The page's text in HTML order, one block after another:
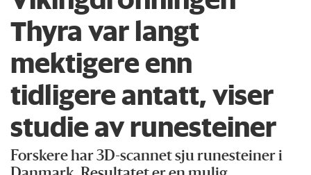
Thyra var langt
mektigere enn
tidligere antatt, viser
studie av runesteiner
Forskere har 3D-scannet sju runesteiner i